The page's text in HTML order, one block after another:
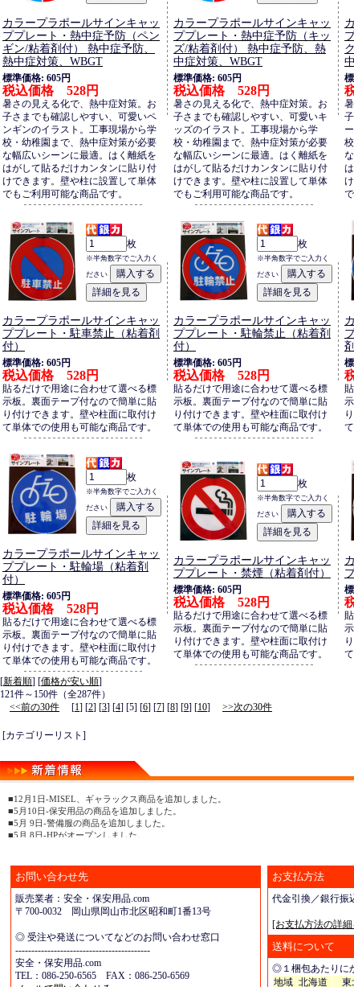
カラープラポールサインキャッ
ププレート・熱中症予防（ペン
ギン/粘着剤付） 熱中症予防、
熱中症対策、WBGT
標準価格: 605円
税込価格 528円
暑さの見える化で、熱中症対策。お
子さまでも確認しやすい、可愛いペ
ンギンのイラスト。工事現場から学
校・幼稚園まで、熱中症対策が必要
な幅広いシーンに最適。はく離紙を
はがして貼るだけカンタンに貼り付
けできます。壁や柱に設置して単体
でもご利用可能な商品です。
カラープラポールサインキャッ
ププレート・熱中症予防（キッ
ズ/粘着剤付） 熱中症予防、熱
中症対策、WBGT
標準価格: 605円
税込価格 528円
暑さの見える化で、熱中症対策。お
子さまでも確認しやすい、可愛いキ
ッズのイラスト。工事現場から学
校・幼稚園まで、熱中症対策が必要
な幅広いシーンに最適。はく離紙を
はがして貼るだけカンタンに貼り付
けできます。壁や柱に設置して単体
でもご利用可能な商品です。
枚
※半角数字でご入力く
ださい
カラープラポールサインキャッ
ププレート・駐車禁止（粘着剤
付）
標準価格: 605円
税込価格 528円
貼るだけで用途に合わせて選べる標
示板。裏面テープ付なので簡単に貼
り付けできます。壁や柱面に取付け
て単体での使用も可能な商品です。
枚
※半角数字でご入力く
ださい
カラープラポールサインキャッ
ププレート・駐輪禁止（粘着剤
付）
標準価格: 605円
税込価格 528円
貼るだけで用途に合わせて選べる標
示板。裏面テープ付なので簡単に貼
り付けできます。壁や柱面に取付け
て単体での使用も可能な商品です。
枚
※半角数字でご入力く
ださい
カラープラポールサインキャッ
ププレート・駐輪場（粘着剤
付）
標準価格: 605円
税込価格 528円
貼るだけで用途に合わせて選べる標
示板。裏面テープ付なので簡単に貼
り付けできます。壁や柱面に取付け
て単体での使用も可能な商品です。
枚
※半角数字でご入力く
ださい
カラープラポールサインキャッ
ププレート・禁煙（粘着剤付）
標準価格: 605円
税込価格 528円
貼るだけで用途に合わせて選べる標
示板。裏面テープ付なので簡単に貼
り付けできます。壁や柱面に取付け
て単体での使用も可能な商品です。
[新着順] [価格が安い順]
121件～150件（全287件）
<<前の30件 [1] [2] [3] [4] [5] [6] [7] [8] [9] [10] >>次の30件
[カテゴリーリスト]
■12月1日-MISEL、ギャラックス商品を追加しました。
■5月10日-保安用品の商品を追加しました。
■5月 9日-警備服の商品を追加しました。
■5月 8日-HPがオープンしました。
お問い合わせ先
販売業者：安全・保安用品.com
〒700-0032 岡山県岡山市北区昭和町1番13号
◎ 受注や発送についてなどのお問い合わせ窓口
------------------------------------------
安全・保安用品.com
TEL：086-250-6565 FAX：086-250-6569
お支払方法
代金引換／銀行振
[お支払方法の詳
送料について
◎１梱包あたりに
地域 北海道 東